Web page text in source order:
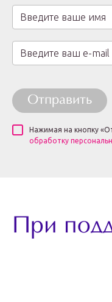
Отправить
Нажимая на кнопку
обработку
При